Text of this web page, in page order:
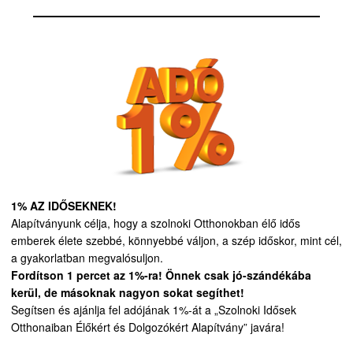
1% AZ IDŐSEKNEK!
Alapítványunk célja, hogy a szolnoki Otthonokban élő idős
emberek élete szebbé, könnyebbé váljon, a szép időskor, mint cél,
a gyakorlatban megvalósuljon.
Fordítson 1 percet az 1%-ra! Önnek csak jó-szándékába
kerül, de másoknak nagyon sokat segíthet!
Segítsen és ajánlja fel adójának 1%-át a „Szolnoki Idősek
Otthonaiban Élőkért és Dolgozókért Alapítvány” javára!